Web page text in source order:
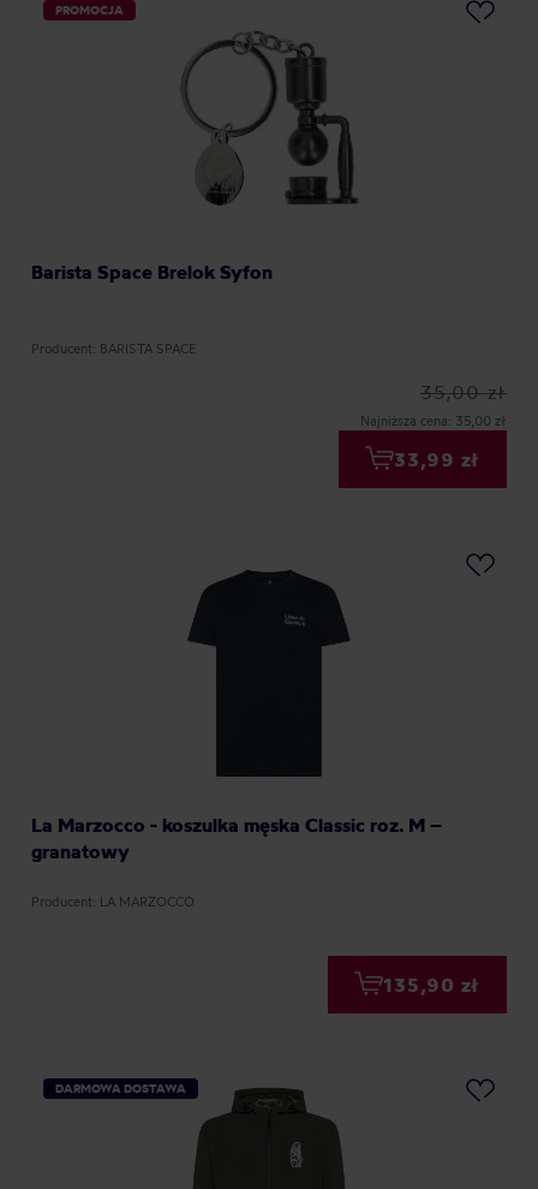
PROMOCJA
Barista Space Brelok Syfon
Producent: BARISTA SPACE
35,00 zł
Najniższa cena: 35,00 zł
33,99 zł
La Marzocco - koszulka męska Classic roz. M –
granatowy
Producent: LA MARZOCCO
135,90 zł
DARMOWA DOSTAWA